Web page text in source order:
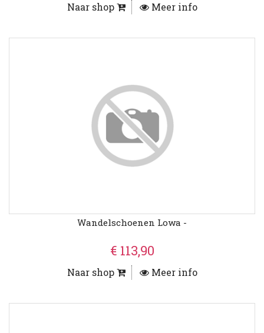
Naar shop Meer info
Wandelschoenen Lowa -
€ 113,90
Naar shop Meer info